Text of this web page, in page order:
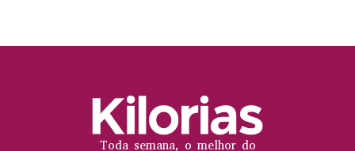
Toda semana, o melhor do